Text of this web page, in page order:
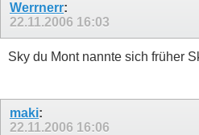
Werrnerr:
22.11.2006 16:03
Sky du Mont nannte sich früher
maki:
22.11.2006 16:06